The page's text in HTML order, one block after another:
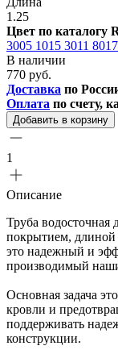
1.25
Цвет по каталогу
3005 1015 3011 8017
В наличии
770 руб.
Доставка по
Оплата по счету,
Добавить в корзину
1
Описание
Труба
покрытием,
это надежный и
производимый
Основная задача
кровли и
поддерживать
конструкции.